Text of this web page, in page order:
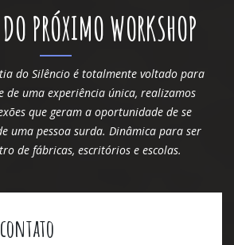
PRÓXIMO WORKSHOP
do Silêncio é totalmente voltado para
de uma experiência única, realizamos
que geram a oportunidade de se
uma pessoa surda. Dinâmica para ser
de fábricas, escritórios e escolas.